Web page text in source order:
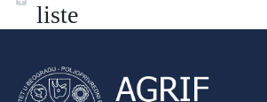
liste